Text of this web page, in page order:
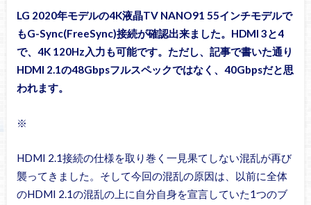
LG 2020年モデルの4K液晶TV NANO91 55インチモデルで
もG-Sync(FreeSync)接続が確認出来ました。HDMI 3と4
で、4K 120Hz入力も可能です。ただし、記事で書いた通り
HDMI 2.1の48Gbpsフルスペックではなく、40Gbpsだと思
われます。
※
HDMI 2.1接続の仕様を取り巻く一見果てしない混乱が再び
襲ってきました。そして今回の混乱の原因は、以前に全体
のHDMI 2.1の混乱の上に自分自身を宣言していた1つのブ